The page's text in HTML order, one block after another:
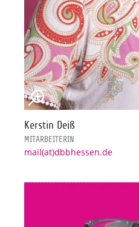
Kerstin Deiß
MITARBEITERIN
mail(at)dbbhessen.de